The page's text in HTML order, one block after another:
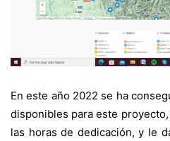
En este año 2022 se ha
disponibles para este
las horas de dedicación, y le